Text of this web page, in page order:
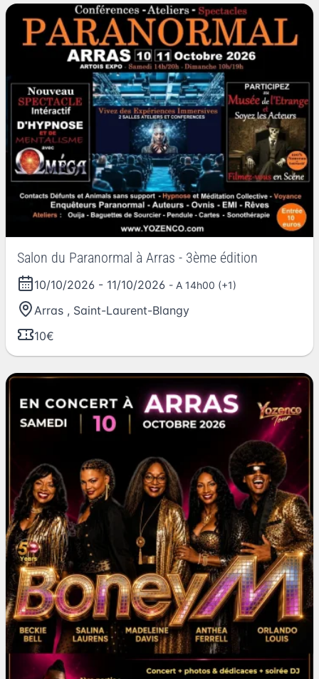
Salon du Paranormal à Arras - 3ème édition
10/10/2026 - 11/10/2026 - A 14h00 (+1)
Arras , Saint-Laurent-Blangy
10€